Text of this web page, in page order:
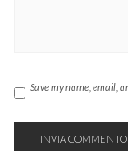
Save my name, email,